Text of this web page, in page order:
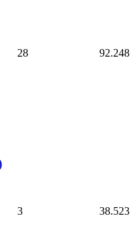
28 92.248
3 38.523